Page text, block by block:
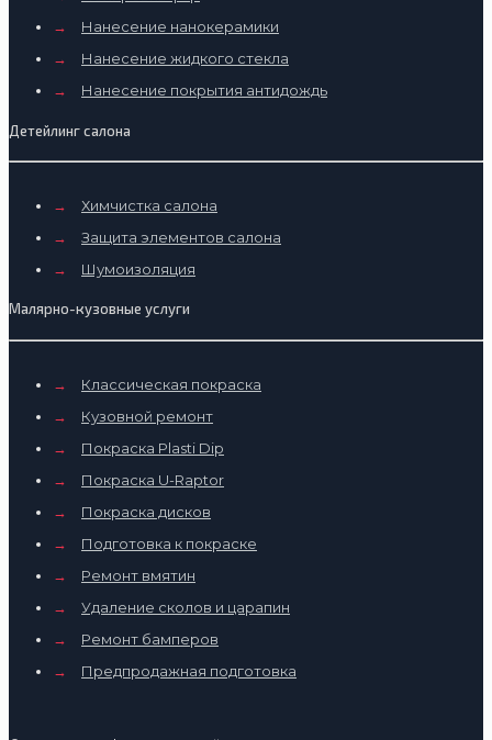
→
Нанесение нанокерамики
→
Нанесение жидкого стекла
→
Нанесение покрытия антидождь
Детейлинг салона
→
Химчистка салона
→
Защита элементов салона
→
Шумоизоляция
Малярно-кузовные услуги
→
Классическая покраска
→
Кузовной ремонт
→
Покраска Plasti Dip
→
Покраска U-Raptor
→
Покраска дисков
→
Подготовка к покраске
→
Ремонт вмятин
→
Удаление сколов и царапин
→
Ремонт бамперов
→
Предпродажная подготовка